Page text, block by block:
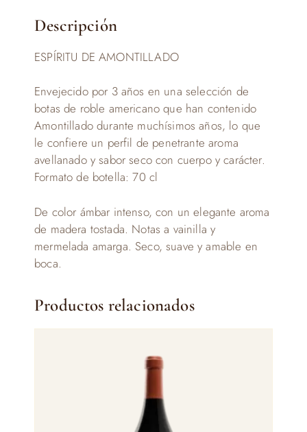
Descripción
ESPÍRITU DE AMONTILLADO
Envejecido por 3 años en una selección de
botas de roble americano que han contenido
Amontillado durante muchísimos años, lo que
le confiere un perfil de penetrante aroma
avellanado y sabor seco con cuerpo y carácter.
Formato de botella: 70 cl
De color ámbar intenso, con un elegante aroma
de madera tostada. Notas a vainilla y
mermelada amarga. Seco, suave y amable en
boca.
Productos relacionados